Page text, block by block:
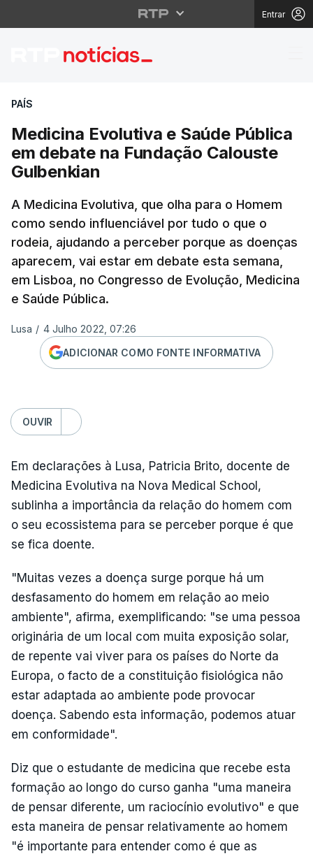
Entrar
Medicina Evolutiva e
PAÍS
Medicina Evolutiva e Saúde Pública
em debate na Fundação Calouste
Gulbenkian
A Medicina Evolutiva, que olha para o Homem
como sendo influenciável por tudo o que o
rodeia, ajudando a perceber porque as doenças
aparecem, vai estar em debate esta semana,
em Lisboa, no Congresso de Evolução, Medicina
e Saúde Pública.
Lusa / 4 Julho 2022, 07:26
ADICIONAR COMO FONTE INFORMATIVA
OUVIR
Em declarações à Lusa, Patricia Brito, docente de
Medicina Evolutiva na Nova Medical School,
sublinha a importância da relação do homem com
o seu ecossistema para se perceber porque é que
se fica doente.
"Muitas vezes a doença surge porque há um
desfasamento do homem em relação ao meio
ambiente", afirma, exemplificando: "se uma pessoa
originária de um local com muita exposição solar,
de repente vai viver para os países do Norte da
Europa, o facto de a constituição fisiológica não
estar adaptada ao ambiente pode provocar
doença. Sabendo esta informação, podemos atuar
em conformidade".
Diz que o estudante de medicina que recebe esta
formação ao longo do curso ganha "uma maneira
de pensar diferente, um raciocínio evolutivo" e que
esta maneira de pensar relativamente ao homem
"é importante para entender como é que as